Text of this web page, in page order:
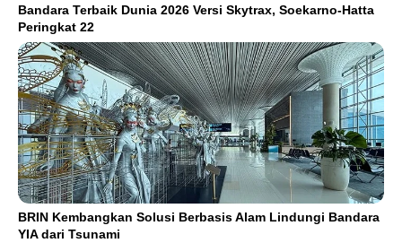
Bandara Terbaik Dunia 2026 Versi Skytrax, Soekarno-Hatta
Peringkat 22
BRIN Kembangkan Solusi Berbasis Alam Lindungi Bandara
YIA dari Tsunami